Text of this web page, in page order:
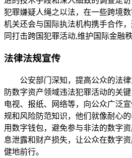
犯罪嫌疑人绳之以法，在一些跨境
机关还会与国际执法机构携手合作
同打击跨国犯罪活动,维护国际金融
法律法规宣传
公安部门深知，提高公众的法
防数字资产领域违法犯罪活动的关
电视、报纸、网络等，向公众广泛
规和风险防范知识，他们就像耐心
用数字钱包，避免参与非法的数字
息泄露和财产损失，让公众在数字
健地前行。